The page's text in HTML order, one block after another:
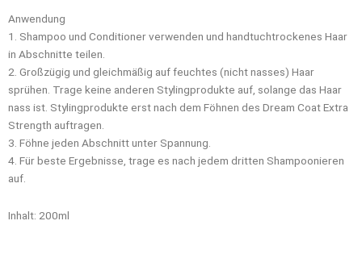
Anwendung
1. Shampoo und Conditioner verwenden und handtuchtrockenes Haar
in Abschnitte teilen.
2. Großzügig und gleichmäßig auf feuchtes (nicht nasses) Haar
sprühen. Trage keine anderen Stylingprodukte auf, solange das Haar
nass ist. Stylingprodukte erst nach dem Föhnen des Dream Coat Extra
Strength auftragen.
3. Föhne jeden Abschnitt unter Spannung.
4. Für beste Ergebnisse, trage es nach jedem dritten Shampoonieren
auf.
Inhalt: 200ml